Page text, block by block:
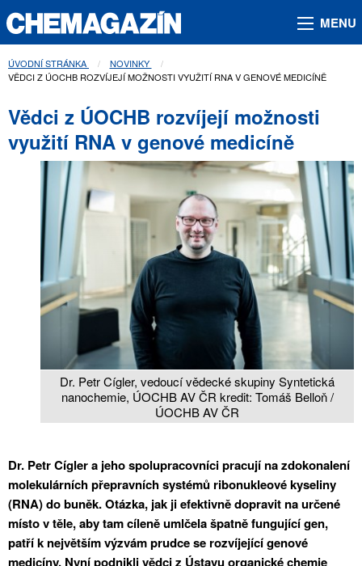
MENU
ÚVODNÍ STRÁNKA
NOVINKY
AKTUÁLNÍ STRÁNKA:
VĚDCI Z ÚOCHB ROZVÍJEJÍ MOŽNOSTI VYUŽITÍ RNA V GENOVÉ MEDICÍNĚ
Vědci z ÚOCHB rozvíjejí možnosti
využití RNA v genové medicíně
Dr. Petr Cígler, vedoucí vědecké skupiny Syntetická
nanochemie, ÚOCHB AV ČR kredit: Tomáš Belloň /
ÚOCHB AV ČR
Dr. Petr Cígler a jeho spolupracovníci pracují na zdokonalení
molekulárních přepravních systémů ribonukleové kyseliny
(RNA) do buněk. Otázka, jak ji efektivně dopravit na určené
místo v těle, aby tam cíleně umlčela špatně fungující gen,
patří k největším výzvám prudce se rozvíjející genové
medicíny. Nyní podnikli vědci z Ústavu organické chemie